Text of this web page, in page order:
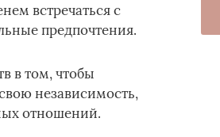
встречаться с
предпочтения.
в том, чтобы
независимость,
отношений.